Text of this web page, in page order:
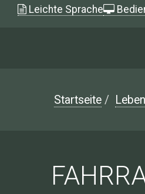
Leichte Sprache
Startseite / Leben